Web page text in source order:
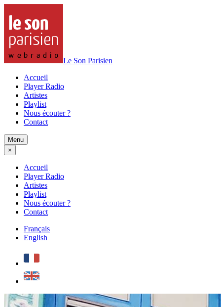
Le Son Parisien
Accueil
Player Radio
Artistes
Playlist
Nous écouter ?
Contact
Menu
×
Accueil
Player Radio
Artistes
Playlist
Nous écouter ?
Contact
Français
English